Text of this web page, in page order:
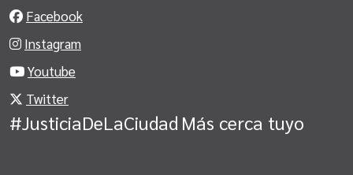
Facebook
Instagram
Youtube
Twitter
#JusticiaDeLaCiudad Más cerca tuyo